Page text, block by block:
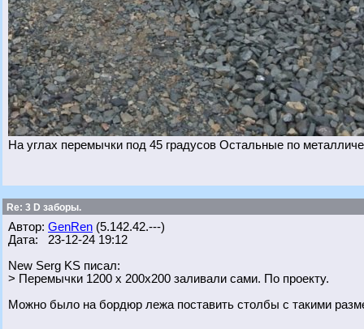
На углах перемычки под 45 градусов Остальные по
Re: 3 D заборы.
Автор: GenRen (5.142.42.---)
Дата: 23-12-24 19:12
New Serg KS писал:
> Перемычки 1200 х 200х200 заливали сами. По проекту.
Можно было на бордюр лежа поставить столбы с такими